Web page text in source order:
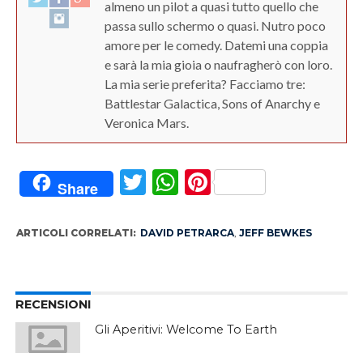
almeno un pilot a quasi tutto quello che
passa sullo schermo o quasi. Nutro poco
amore per le comedy. Datemi una coppia
e sarà la mia gioia o naufragherò con loro.
La mia serie preferita? Facciamo tre:
Battlestar Galactica, Sons of Anarchy e
Veronica Mars.
Share Twitter
WhatsApp
Pinterest
ARTICOLI CORRELATI: DAVID PETRARCA, JEFF BEWKES
RECENSIONI
Gli Aperitivi: Welcome To Earth